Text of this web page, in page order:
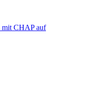
mit CHAP auf